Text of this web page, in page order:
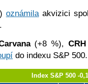
oznámila akvizici
(+8 %),
do indexu S&P 500.
Index S&P 500 -